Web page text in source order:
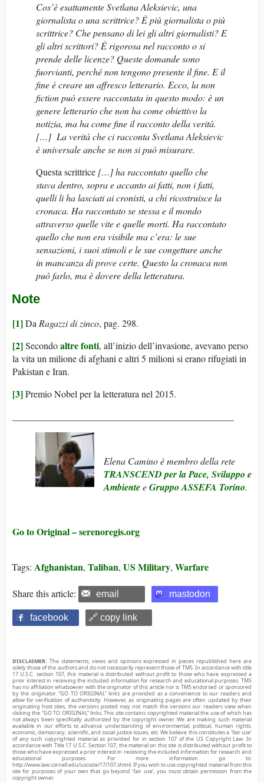
Cos’è esattamente Svetlana Aleksievic, una
giornalista o una scrittrice? È più giornalista o più
scrittrice? Che pensano di lei gli altri giornalisti? E
gli altri scrittori? È rigorosa nel racconto o si
prende delle licenze? Queste domande sono
fuorvianti, perché non tengono presente il fine. E il
fine è creare un affresco letterario. Ecco, la non
fiction può essere raccontata in questo modo: è un
genere letterario che non ha come obiettivo la
notizia, ma ha come fine il racconto della verità.
[…] La verità che ci racconta Svetlana Aleksievic
è universale anche se non si può misurare.
Questa scrittrice […] ha raccontato quello che
stava dentro, sopra e accanto ai fatti, non i fatti,
quelli li ha lasciati ai cronisti, a chi ricostruisce la
cronaca. Ha raccontato se stessa e il mondo
attraverso quelle vite e quelle morti. Ha raccontato
quello che non era visibile ma c’era: le sue
sensazioni, i suoi stimoli e le sue congetture anche
in mancanza di prove certe. Questo la cronaca non
può farlo, ma è dovere della letteratura.
Note
[1]Da Ragazzi di zinco, pag. 298.
[2]Secondoaltre fonti, all’inizio dell’invasione, avevano perso
la vita un milione di afghani e altri 5 milioni si erano rifugiati in
Pakistan e Iran.
[3]Premio Nobel per la letteratura nel 2015.
Elena Caminoè membro della rete
TRANSCEND per la Pace, Sviluppo e
AmbienteeGruppo ASSEFA Torino.
Go to Original – serenoregis.org
Tags: Afghanistan, Taliban, US Military, Warfare
Share this article: email mastodon
facebook 🔗 copy link
DISCLAIMER: The statements, views and opinions expressed in pieces republished here are
solely those of the authors and do not necessarily represent those of TMS. In accordance with title
17 U.S.C. section 107, this material is distributed without profit to those who have expressed a
prior interest in receiving the included information for research and educational purposes. TMS
has no affiliation whatsoever with the originator of this article nor is TMS endorsed or sponsored
by the originator. “GO TO ORIGINAL” links are provided as a convenience to our readers and
allow for verification of authenticity. However, as originating pages are often updated by their
originating host sites, the versions posted may not match the versions our readers view when
clicking the “GO TO ORIGINAL” links. This site contains copyrighted material the use of which has
not always been specifically authorized by the copyright owner. We are making such material
available in our efforts to advance understanding of environmental, political, human rights,
economic, democracy, scientific, and social justice issues, etc. We believe this constitutes a ‘fair use’
of any such copyrighted material as provided for in section 107 of the US Copyright Law. In
accordance with Title 17 U.S.C. Section 107, the material on this site is distributed without profit to
those who have expressed a prior interest in receiving the included information for research and
educational purposes. For more information go to:
http://www.law.cornell.edu/uscode/17/107.shtml. If you wish to use copyrighted material from this
site for purposes of your own that go beyond ‘fair use’, you must obtain permission from the
copyright owner.